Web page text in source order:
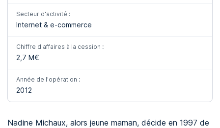
Secteur d'activité :
Internet & e-commerce
Chiffre d'affaires à la cession :
2,7 M€
Année de l'opération :
2012
Nadine Michaux, alors jeune maman, décide en 1997 de